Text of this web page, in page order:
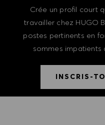
Crée un profil court
travailler chez HUGO
postes pertinents en
sommes impatients
INSCRIS-